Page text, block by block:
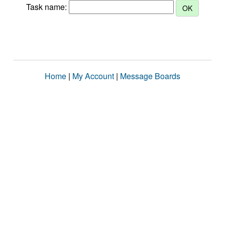
Task name:
Home | My Account | Message Boards